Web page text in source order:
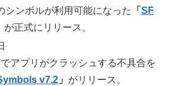
シンボルが利用可能になった
「SF
が正式にリリース。
アプリがクラッシュする不具合を
v7.2 」 がリリース。